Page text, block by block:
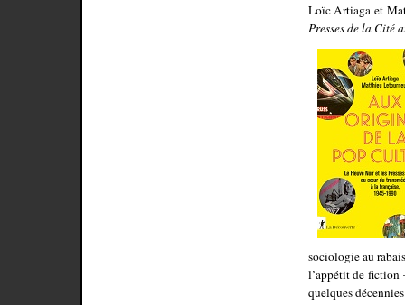
Loïc Artiaga et
Presses de la Cité
sociologie au
l’appétit de fiction
quelques